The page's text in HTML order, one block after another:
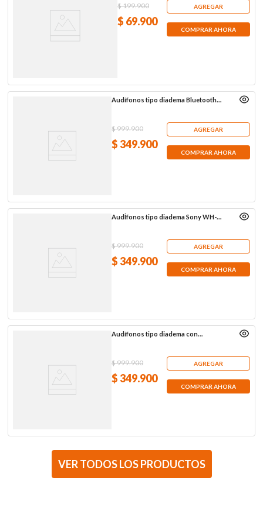
$199.900
$ 69.900
AGREGAR
COMPRAR AHORA
Audífonos tipo diadema Bluetooth
$999.900
$349.900
AGREGAR
COMPRAR AHORA
AudÍfonos tipo diadema Sony WH-
$999.900
$349.900
AGREGAR
COMPRAR AHORA
Audífonos tipo diadema con
$999.900
$349.900
AGREGAR
COMPRAR AHORA